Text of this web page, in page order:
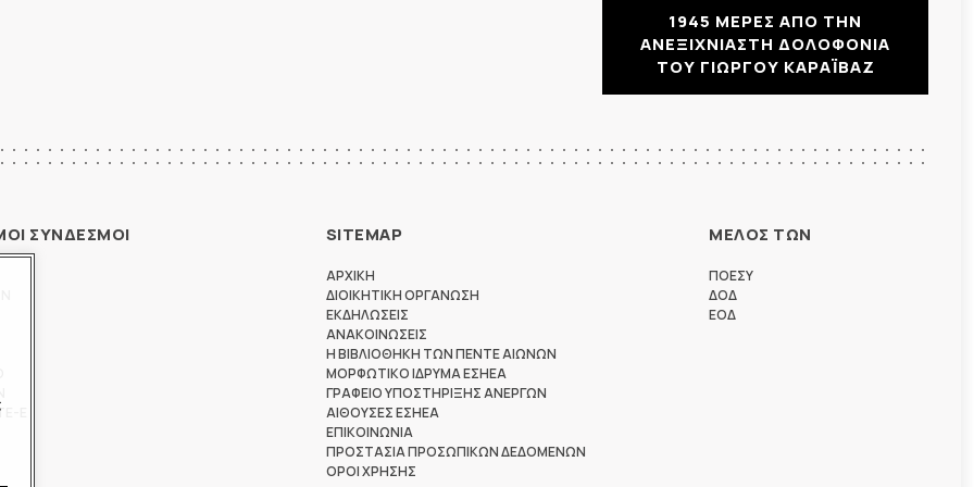
1945 ΜΕΡΕΣ ΑΠΟ ΤΗΝ
ΑΝΕΞΙΧΝΙΑΣΤΗ ΔΟΛΟΦΟΝΙΑ
ΤΟΥ ΓΙΩΡΓΟΥ ΚΑΡΑΪΒΑΖ
ΣΥΝΔΕΣΜΟΙ
Ε
SITEMAP
ΑΡΧΙΚΗ
ΔΙΟΙΚΗΤΙΚΗ ΟΡΓΑΝΩΣΗ
ΕΚΔΗΛΩΣΕΙΣ
ΑΝΑΚΟΙΝΩΣΕΙΣ
Η ΒΙΒΛΙΟΘΗΚΗ ΤΩΝ ΠΕΝΤΕ ΑΙΩΝΩΝ
ΜΟΡΦΩΤΙΚΟ ΙΔΡΥΜΑ ΕΣΗΕΑ
ΓΡΑΦΕΙΟ ΥΠΟΣΤΗΡΙΞΗΣ ΑΝΕΡΓΩΝ
ΑΙΘΟΥΣΕΣ ΕΣΗΕΑ
ΕΠΙΚΟΙΝΩΝΙΑ
ΠΡΟΣΤΑΣΙΑ ΠΡΟΣΩΠΙΚΩΝ ΔΕΔΟΜΕΝΩΝ
ΟΡΟΙ ΧΡΗΣΗΣ
ΜΕΛΟΣ ΤΩΝ
ΠΟΕΣΥ
ΔΟΔ
ΕΟΔ